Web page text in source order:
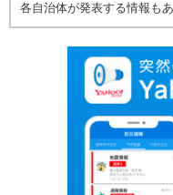
各自治体が発表する情報も